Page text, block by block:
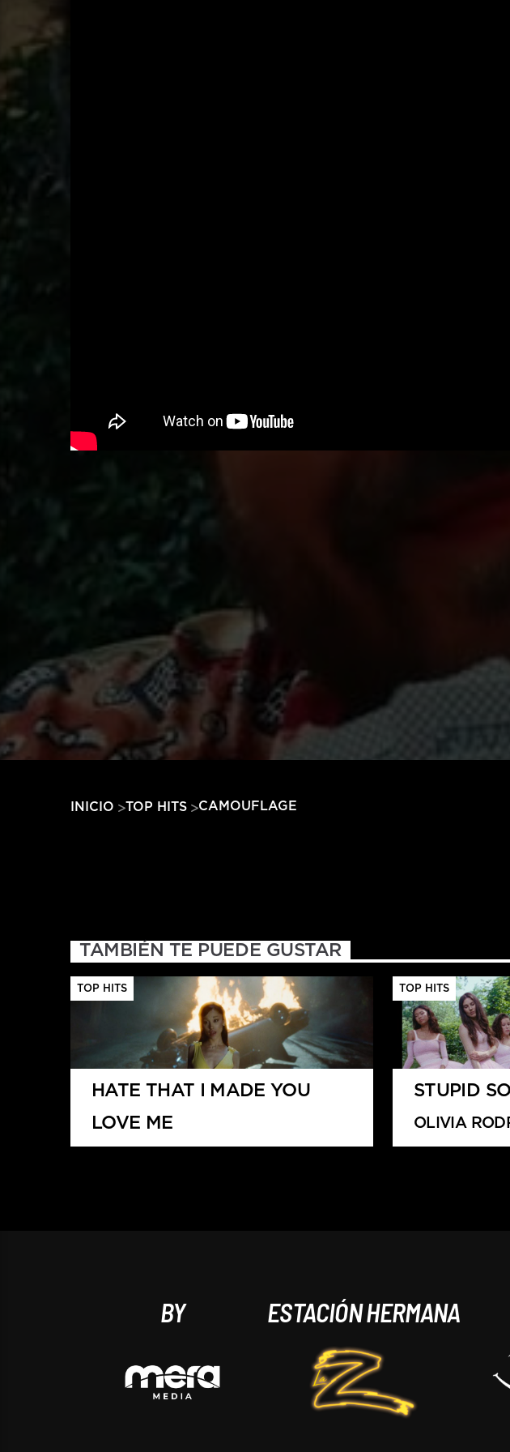
INICIO TOP HITS CAMOUFLAGE
TAMBIÉN TE PUEDE GUSTAR
TOP HITS
HATE THAT I MADE YOU
LOVE ME
TOP HITS
STUPID
OLIVIA
BY ESTACIÓN HERMANA